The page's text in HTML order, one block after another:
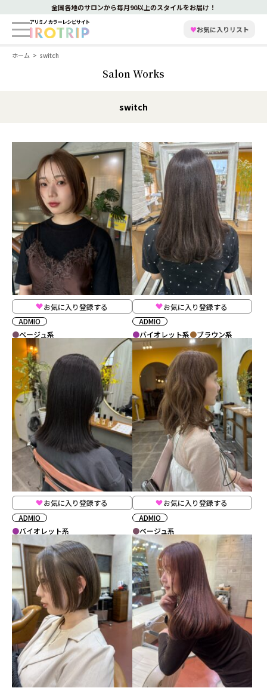
全国各地のサロンから毎月90以上のスタイルをお届け！
♥お気に入りリスト
ホーム switch
Salon Works
switch
お気に入り登録する
ADMIO
ベージュ系
お気に入り登録する
ADMIO
バイオレット系
ブラウン系
お気に入り登録する
ADMIO
バイオレット系
お気に入り登録する
ADMIO
ベージュ系